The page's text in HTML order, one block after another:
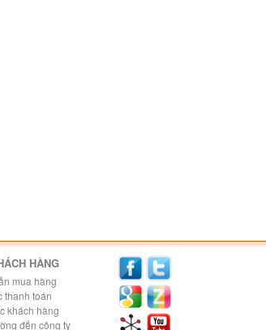
HÀNG
mua hàng
thanh toán
khách hàng
đến công ty